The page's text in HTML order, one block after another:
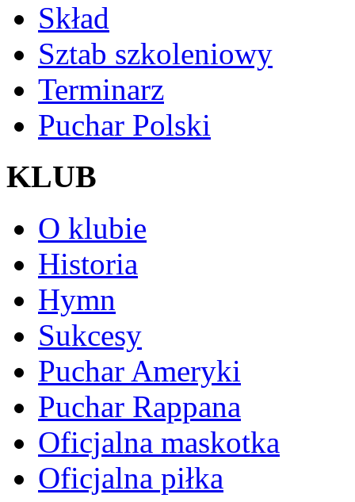
Skład
Sztab szkoleniowy
Terminarz
Puchar Polski
KLUB
O klubie
Historia
Hymn
Sukcesy
Puchar Ameryki
Puchar Rappana
Oficjalna maskotka
Oficjalna piłka